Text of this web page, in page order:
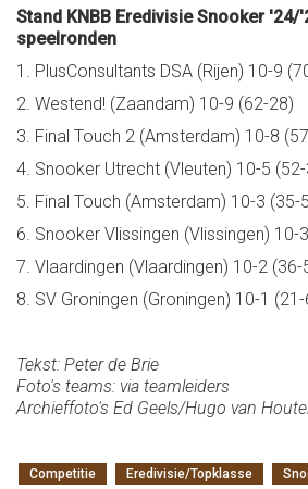
Stand KNBB Eredivisie Snooker '24/
speelronden
1. PlusConsultants DSA (Rijen) 10-9
2. Westend! (Zaandam) 10-9 (62-28)
3. Final Touch 2 (Amsterdam) 10-8
4. Snooker Utrecht (Vleuten) 10-5
5. Final Touch (Amsterdam) 10-3 (35-
6. Snooker Vlissingen (Vlissingen) 10-
7. Vlaardingen (Vlaardingen) 10-2 (36-
8. SV Groningen (Groningen) 10-1
Tekst: Peter de Brie
Foto's teams: via teamleiders
Archieffoto's Ed Geels/Hugo van
Competitie Eredivisie/Topklasse